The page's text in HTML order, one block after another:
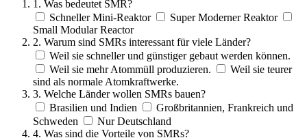
1. Was bedeutet SMR?
Schneller Mini-Reaktor
Super Moderner Reaktor
Small Modular Reactor
2. Warum sind SMRs interessant für viele Länder?
Weil sie schneller und günstiger gebaut werden können.
Weil sie mehr Atommüll produzieren.
Weil sie teurer
sind als normale Atomkraftwerke.
3. Welche Länder wollen SMRs bauen?
Brasilien und Indien
Großbritannien, Frankreich und
Schweden
Nur Deutschland
4. Was sind die Vorteile von SMRs?